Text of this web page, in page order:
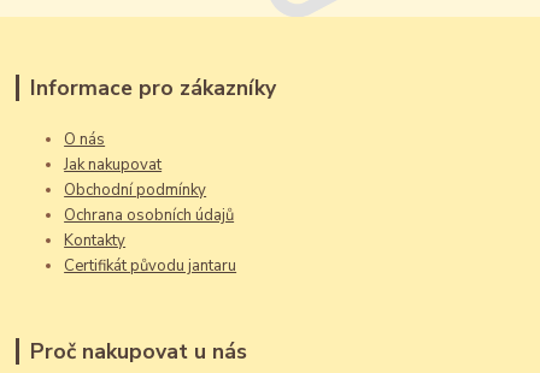
Informace pro zákazníky
O nás
Jak nakupovat
Obchodní podmínky
Ochrana osobních údajů
Kontakty
Certifikát původu jantaru
Proč nakupovat u nás